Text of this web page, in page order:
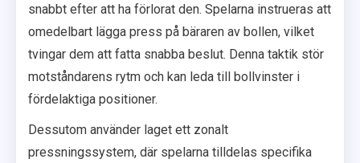
snabbt efter att ha förlorat den. Spelarna instrueras att
omedelbart lägga press på bäraren av bollen, vilket
tvingar dem att fatta snabba beslut. Denna taktik stör
motståndarens rytm och kan leda till bollvinster i
fördelaktiga positioner.
Dessutom använder laget ett zonalt
pressningssystem, där spelarna tilldelas specifika